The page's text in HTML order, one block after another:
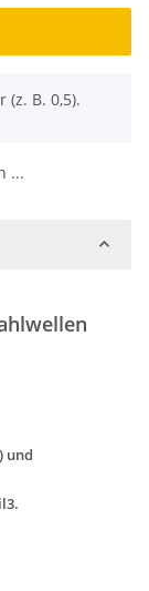
B. 0,5).
...
und